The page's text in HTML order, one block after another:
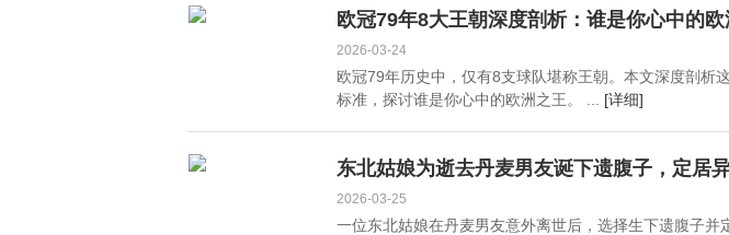
欧冠79年8大王朝深度剖析：谁是你心中的
2026-03-24
欧冠79年历史中，仅有8支球队堪称王朝。本文深度剖析
标准，探讨谁是你心中的欧洲之王。 ... [详细]
东北姑娘为逝去丹麦男友诞下遗腹子，定居
2026-03-25
一位东北姑娘在丹麦男友意外离世后，选择生下遗腹子并